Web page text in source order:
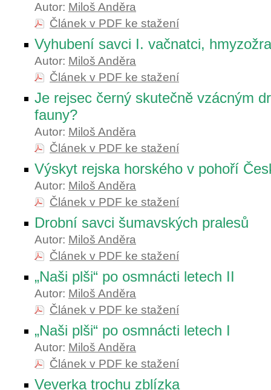
Autor: Miloš Anděra
Článek v PDF ke stažení
Vyhubení savci I. vačnatci,
Autor: Miloš Anděra
Článek v PDF ke stažení
Je rejsec černý skutečně vzácným
fauny?
Autor: Miloš Anděra
Článek v PDF ke stažení
Výskyt rejska horského v pohoří
Autor: Miloš Anděra
Článek v PDF ke stažení
Drobní savci šumavských pralesů
Autor: Miloš Anděra
Článek v PDF ke stažení
„Naši plši“ po osmnácti letech II
Autor: Miloš Anděra
Článek v PDF ke stažení
„Naši plši“ po osmnácti letech I
Autor: Miloš Anděra
Článek v PDF ke stažení
Veverka trochu zblízka